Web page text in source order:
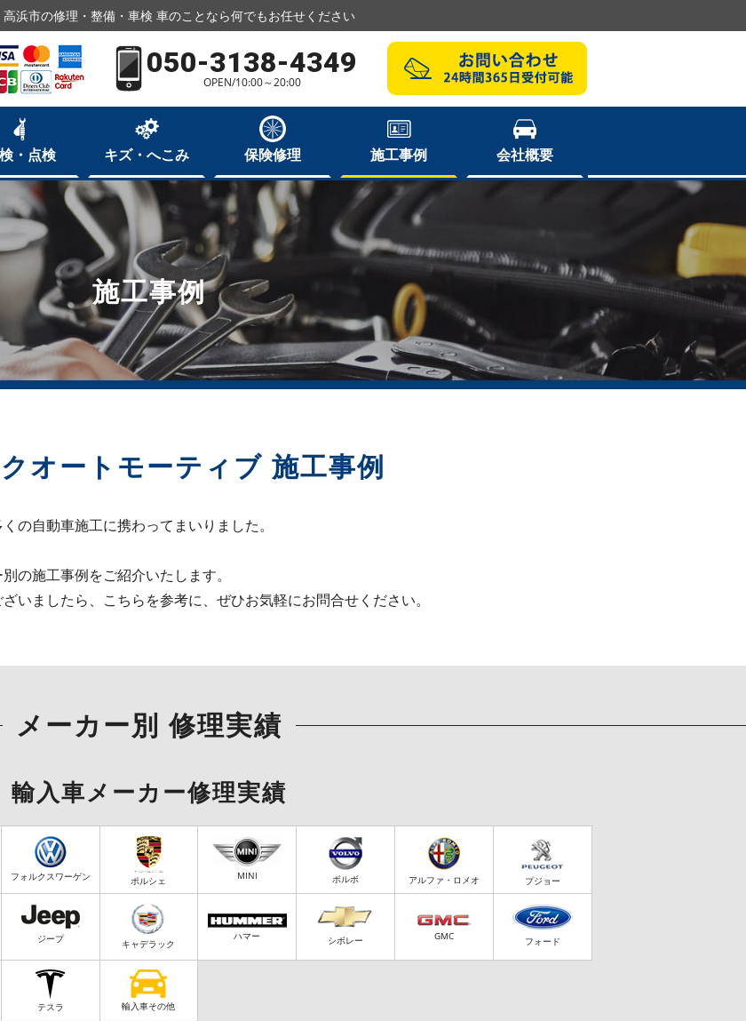
浜市の修理・整備・車検 車のことなら何でもお任せください
050-3138-4349
OPEN/10:00～20:00
・点検 キズ・へこみ 保険修理 施工事例 会社概要
施工事例
オートモーティブ 施工事例
の自動車施工に携わってまいりました。
の施工事例をご紹介いたします。
いましたら、こちらを参考に、ぜひお気軽にお問合せください。
メーカー別 修理実績
輸入車メーカー修理実績
フォルクスワーゲン ポルシェ MINI ボルボ アルファ・ロメオ プジョー
ジープ キャデラック
ハマー シボレー GMC フォード
テスラ 輸入車その他